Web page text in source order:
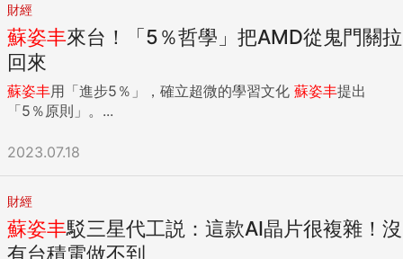
財經
蘇姿丰來台！「5％哲學」把AMD從鬼門關拉
回來
蘇姿丰用「進步5％」，確立超微的學習文化 蘇姿丰提出
「5％原則」。...
2023.07.18
財經
蘇姿丰駁三星代工説：這款AI晶片很複雜！沒
有台積電做不到